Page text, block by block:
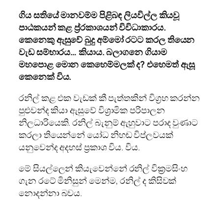
ගිය සතියේ මානවම්ම පිළිබඳ ලියවිල්ල කියවූ
පාඨකයන් කළ ප‍්‍ර‍්‍රකාශයන් විවිධාකාරය.
කෙනෙකු ඇසුවේ බුදු අම්මෝ රටට කරල තියෙන
වැඩ සම්භාරය… කියාය. බලාගනෙ ගියාම
මහපොළ මොන කෙහෙම්මලක් ද? එහෙමත් ඇසූ
කෙනෙක් විය.
රනිල් කළ එක වැඩක් කී පැත්තකින් විග‍්‍රහ කරන්න
පුළුවන්ද කියා ඇසුවේ විශ‍්‍රාමික පරිපාලන
නිලධාරියෙකි. රනිල් බැනුම් ඇහුවාට පරාද වුණාට
කරලා තියෙන්නේ යෝධ නිහඬ විප්ලවයක්
යනුවෙන්ද අදහස් ප‍්‍රකාශ විය. විය.
මේ සියල්ලෙන් කියැවෙන්නේ රනිල් වික‍්‍රමසිංහ
ගැන රටේ මිනිසුන් මෙන්ම, රනිල් ද කිසිවක්
නොදන්නා බවය.